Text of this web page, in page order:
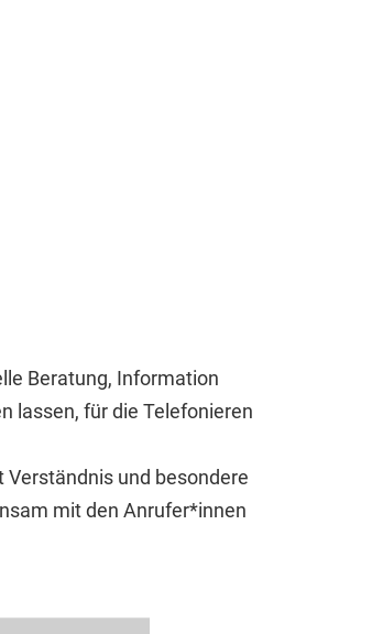
Beratung, Information
lassen, für die Telefonieren
und besondere
mit den Anrufer*innen